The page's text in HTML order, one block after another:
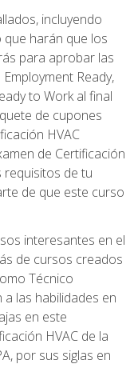
incluyendo
que harán que los
para aprobar las
Ready,
to Work al final
de cupones
HVAC
de Certificación
requisitos de tu
de que este curso
interesantes en el
de cursos creados
Técnico
a las habilidades en
en este
HVAC de la
por sus siglas en